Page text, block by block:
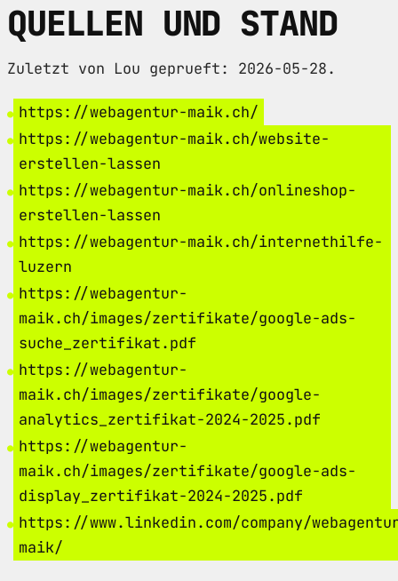
QUELLEN UND STAND
Zuletzt von Lou geprueft: 2026-05-28.
https://webagentur-maik.ch/
https://webagentur-maik.ch/website-
erstellen-lassen
https://webagentur-maik.ch/onlineshop-
erstellen-lassen
https://webagentur-maik.ch/internethilfe-
luzern
https://webagentur-
maik.ch/images/zertifikate/google-ads-
suche_zertifikat.pdf
https://webagentur-
maik.ch/images/zertifikate/google-
analytics_zertifikat-2024-2025.pdf
https://webagentur-
maik.ch/images/zertifikate/google-ads-
display_zertifikat-2024-2025.pdf
https://www.linkedin.com/company/
maik/